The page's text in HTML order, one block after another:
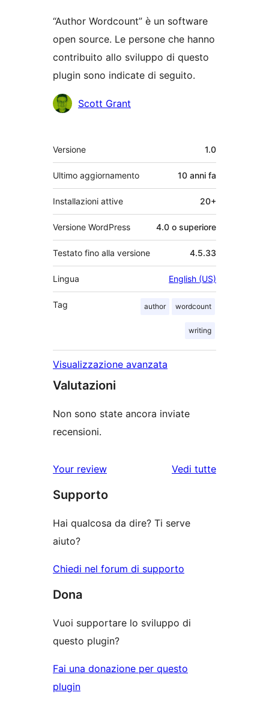
“Author Wordcount” è un software
open source. Le persone che hanno
contribuito allo sviluppo di questo
plugin sono indicate di seguito.
Collaboratori
Scott Grant
Meta
Versione 1.0
Ultimo aggiornamento 10 anni fa
Installazioni attive 20+
Versione WordPress 4.0 o superiore
Testato fino alla versione 4.5.33
Lingua English (US)
Tag author wordcount
writing
Visualizzazione avanzata
Valutazioni
Non sono state ancora inviate
recensioni.
Your review
Vedi tutte
Supporto
Hai qualcosa da dire? Ti serve
aiuto?
Chiedi nel forum di supporto
Dona
Vuoi supportare lo sviluppo di
questo plugin?
Fai una donazione per questo
plugin